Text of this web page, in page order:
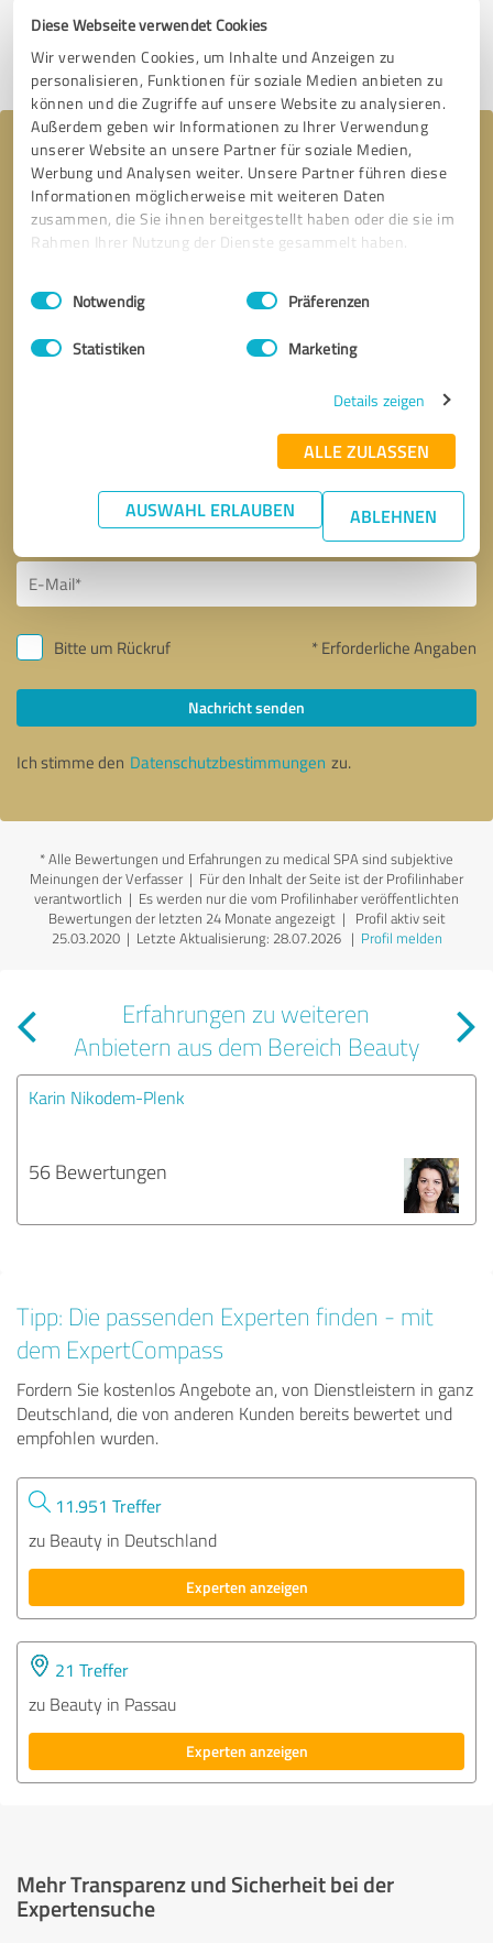
Diese Webseite verwendet Cookies
Wir verwenden Cookies, um Inhalte und Anzeigen zu
personalisieren, Funktionen für soziale Medien anbieten zu
können und die Zugriffe auf unsere Website zu analysieren.
Außerdem geben wir Informationen zu Ihrer Verwendung
unserer Website an unsere Partner für soziale Medien,
Werbung und Analysen weiter. Unsere Partner führen diese
Informationen möglicherweise mit weiteren Daten
zusammen, die Sie ihnen bereitgestellt haben oder die sie im
Rahmen Ihrer Nutzung der Dienste gesammelt haben.
Impressum Datenschutzbestimmungen
Einwilligungsauswahl
Notwendig Präferenzen
Statistiken Marketing
Details zeigen
ALLE ZULASSEN
AUSWAHL ERLAUBEN ABLEHNEN
Profil teilen
Ihre Nachricht an medical SPA
Bitte um Rückruf * Erforderliche Angaben
Nachricht senden
Ich stimme den Datenschutzbestimmungen zu.
*Alle Bewertungen und Erfahrungen zu medical SPA sind subjektive
Meinungen der Verfasser | Für den Inhalt der Seite ist der Profilinhaber
verantwortlich | Es werden nur die vom Profilinhaber veröffentlichten
Bewertungen der letzten 24 Monate angezeigt | Profil aktiv seit
25.03.2020 | Letzte Aktualisierung: 28.07.2026| Profil melden
Erfahrungen zu weiteren
Anbietern aus dem Bereich Beauty
Karin Nikodem-Plenk
56 Bewertungen
Tipp: Die passenden Experten finden - mit
dem ExpertCompass
Fordern Sie kostenlos Angebote an, von Dienstleistern in ganz
Deutschland, die von anderen Kunden bereits bewertet und
empfohlen wurden.
11.951 Treffer
zu Beauty in Deutschland
Experten anzeigen
21 Treffer
zu Beauty in Passau
Experten anzeigen
Mehr Transparenz und Sicherheit bei der
Expertensuche